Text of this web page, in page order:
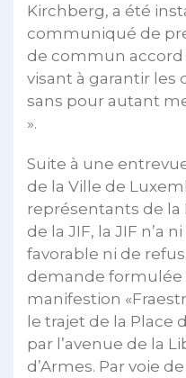
Kirchberg, a été
communiqué de
de commun
visant à garantir les
sans pour autant
».
Suite à une
de la Ville de
représentants de
de la JIF, la JIF n’a
favorable ni de
demande formulée
manifestion
le trajet de la Place
par l’avenue de la
d’Armes. Par voie